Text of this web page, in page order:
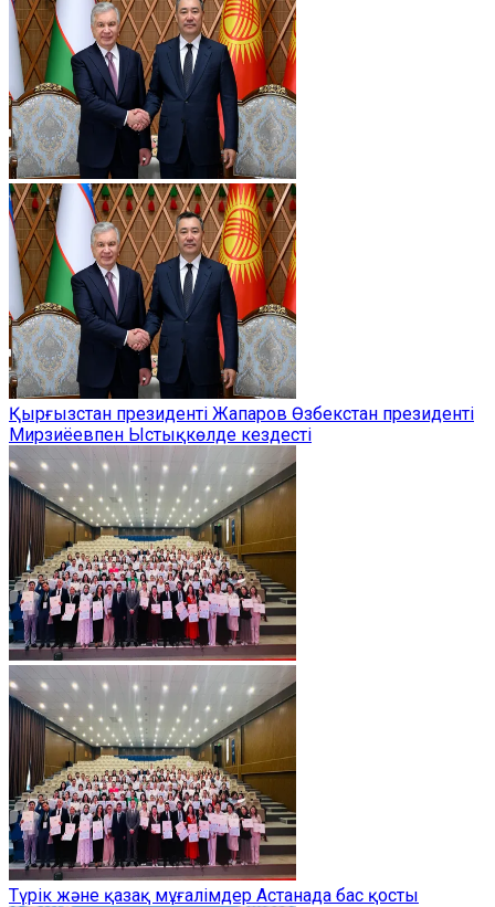
Қырғызстан президенті Жапаров Өзбекстан президенті
Мирзиёевпен Ыстықкөлде кездесті
Түрік және қазақ мұғалімдер Астанада бас қосты